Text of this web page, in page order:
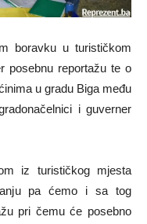
boravku u turističkom
posebnu reportažu te o
u gradu Biga među
i guverner
iz turističkog mjesta
pa ćemo i sa tog
pri čemu će posebno